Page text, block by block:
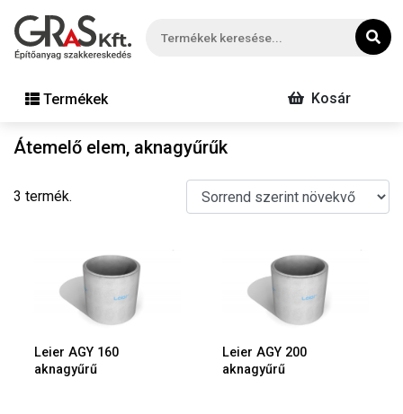
Termékek Kosár
Átemelő elem, aknagyűrűk
3 termék.
Leier AGY 160
aknagyűrű
Leier AGY 200
aknagyűrű